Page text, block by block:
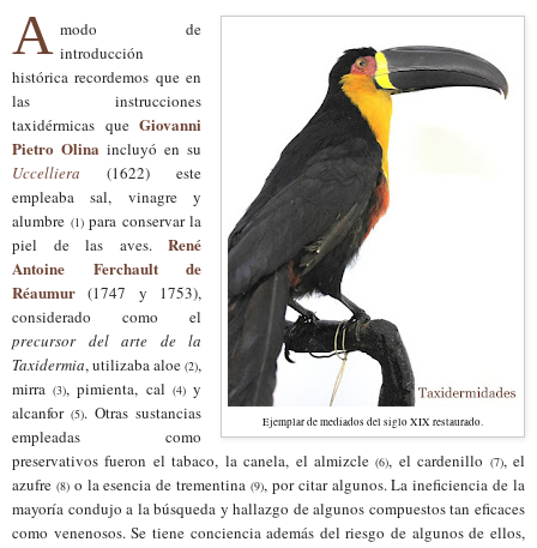
Ejemplar de mediados del siglo XIX restaurado.
A modo de
introducción
histórica recordemos que en
las instrucciones
taxidérmicas queGiovanni
Pietro Olina incluyó en su
Uccelliera (1622) este
empleaba sal, vinagre y
alumbre (1)para conservar la
piel de las aves.René
Antoine Ferchault de
Réaumur (1747 y 1753),
considerado como el
precursor del arte de la
Taxidermia, utilizaba aloe(2),
mirra(3), pimienta, cal (4)y
alcanfor(5). Otras sustancias
empleadas como
preservativos fueron el tabaco, la canela, el almizcle(6), el cardenillo (7), el
azufre (8)o la esencia de trementina(9), por citar algunos. La ineficiencia de la
mayoría condujo a la búsqueda y hallazgo de algunos compuestos tan eficaces
como venenosos. Se tiene conciencia además del riesgo de algunos de ellos,